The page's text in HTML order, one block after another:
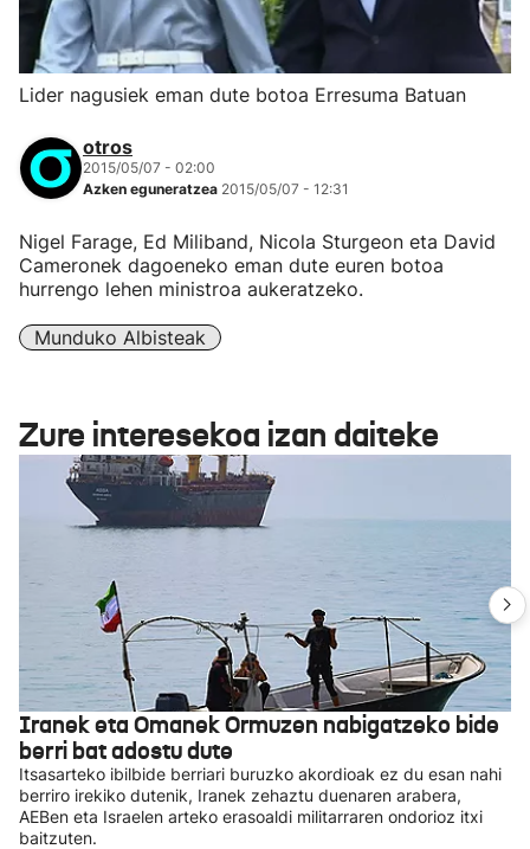
Lider nagusiek eman dute botoa Erresuma Batuan
otros
2015/05/07 - 02:00
Azken eguneratzea 2015/05/07 - 12:31
Nigel Farage, Ed Miliband, Nicola Sturgeon eta David
Cameronek dagoeneko eman dute euren botoa
hurrengo lehen ministroa aukeratzeko.
Munduko Albisteak
Zure interesekoa izan daiteke
Iranek eta Omanek Ormuzen nabigatzeko bide
berri bat adostu dute
Itsasarteko ibilbide berriari buruzko akordioak ez du esan nahi
berriro irekiko dutenik, Iranek zehaztu duenaren arabera,
AEBen eta Israelen arteko erasoaldi militarraren ondorioz itxi
baitzuten.